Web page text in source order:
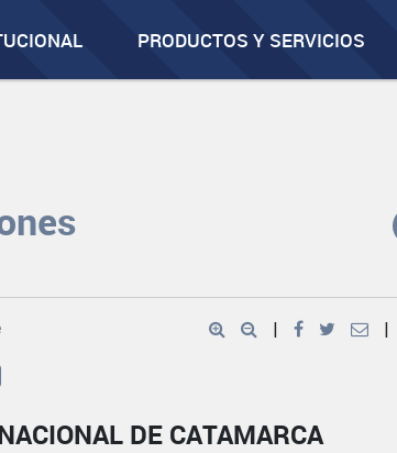
PRODUCTOS Y SERVICIOS
| |
DE CATAMARCA